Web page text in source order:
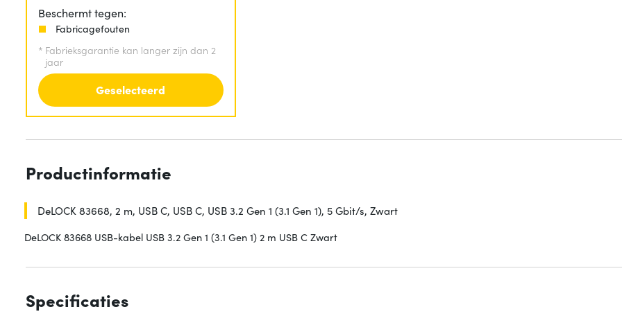
Beschermt tegen:
Fabricagefouten
* Fabrieksgarantie kan langer zijn dan 2
jaar
Geselecteerd
Productinformatie
DeLOCK 83668, 2 m, USB C, USB C, USB 3.2 Gen 1 (3.1 Gen 1), 5 Gbit/s, Zwart
DeLOCK 83668 USB-kabel USB 3.2 Gen 1 (3.1 Gen 1) 2 m USB C Zwart
Specificaties